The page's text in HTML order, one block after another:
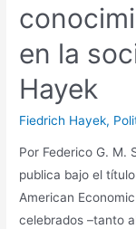
en la
Hayek
Fiedrich Hayek,
Por Federico G. M.
publica bajo el
American
celebrados –tanto